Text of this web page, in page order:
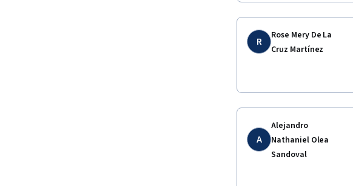
R
Rose Mery De La
Cruz Martínez
A
Alejandro
Nathaniel Olea
Sandoval